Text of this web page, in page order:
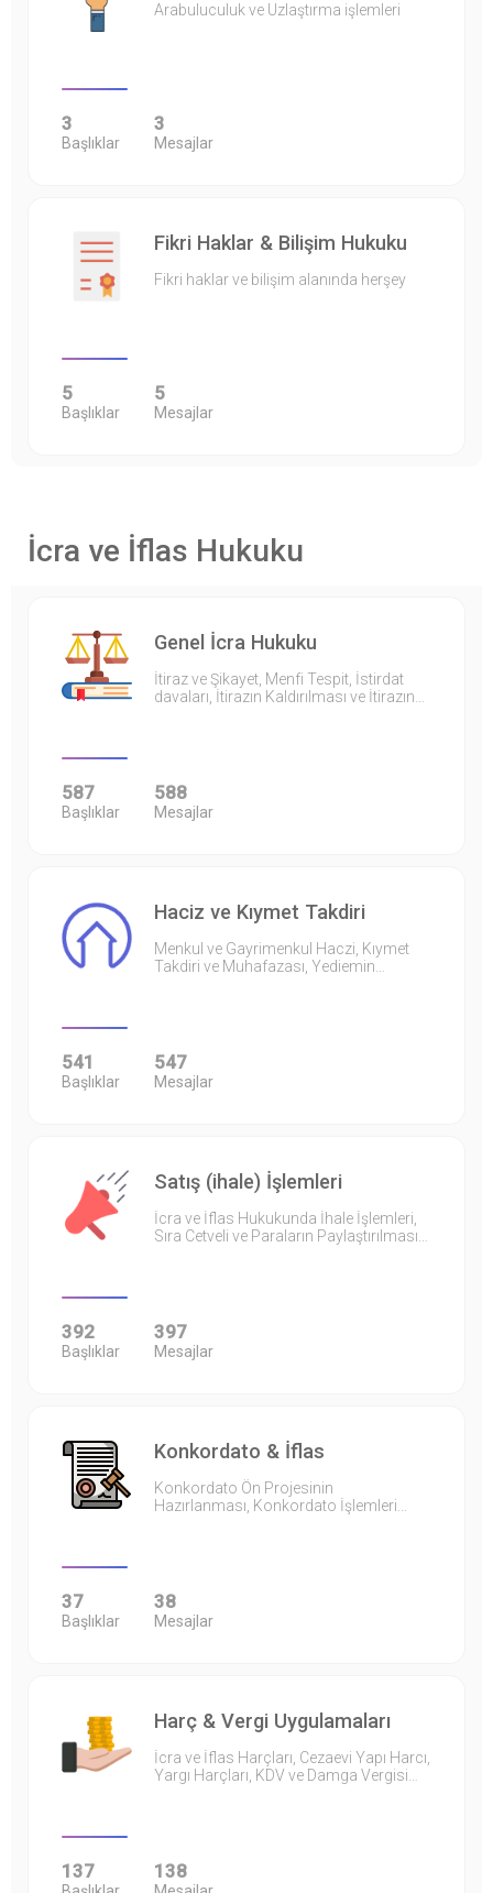
Arabuluculuk ve Uzlaştırma işlemleri
3
Başlıklar
3
Mesajlar
Fikri Haklar & Bilişim Hukuku
Fikri haklar ve bilişim alanında herşey
5
Başlıklar
5
Mesajlar
İcra ve İflas Hukuku
Genel İcra Hukuku
İtiraz ve Şikayet, Menfi Tespit, İstirdat
davaları, İtirazın Kaldırılması ve İtirazın…
587
Başlıklar
588
Mesajlar
Haciz ve Kıymet Takdiri
Menkul ve Gayrimenkul Haczi, Kıymet
Takdiri ve Muhafazası, Yediemin…
541
Başlıklar
547
Mesajlar
Satış (ihale) İşlemleri
İcra ve İflas Hukukunda İhale İşlemleri,
Sıra Cetveli ve Paraların Paylaştırılması…
392
Başlıklar
397
Mesajlar
Konkordato & İflas
Konkordato Ön Projesinin
Hazırlanması, Konkordato İşlemleri…
37
Başlıklar
38
Mesajlar
Harç & Vergi Uygulamaları
İcra ve İflas Harçları, Cezaevi Yapı Harcı,
Yargı Harçları, KDV ve Damga Vergisi…
137 138